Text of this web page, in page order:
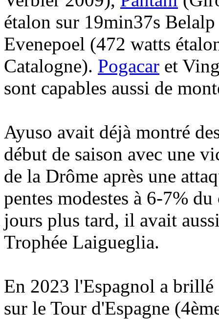
étalon sur 19min37s
Evenepoel (472 watts
Catalogne). Pogacar et
sont capables aussi de
Ayuso avait déjà montré
début de saison avec une
de la Drôme après une
pentes modestes à 6-7%
jours plus tard, il avait
Trophée Laigueglia.
En 2023 l'Espagnol a brillé
sur le Tour d'Espagne